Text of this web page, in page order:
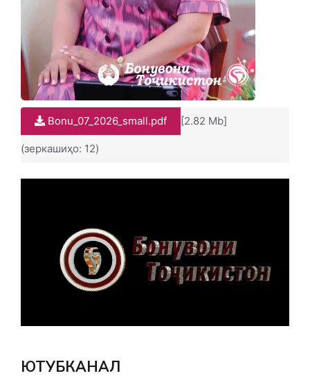
Bonu_07_2026_small.pdf [2.82 Mb]
(зеркашиҳо: 12)
ЮТУБКАНАЛ